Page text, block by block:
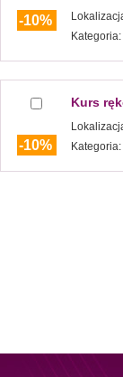
-10%
Kategoria:
-10%
Kurs
Kategoria: